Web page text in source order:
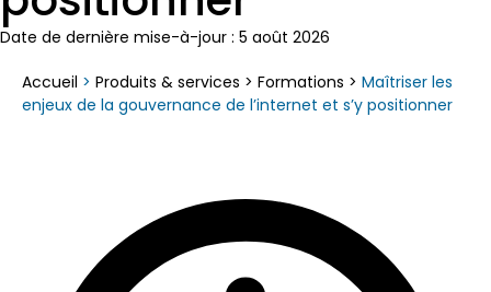
Date de dernière mise-à-jour : 5 août 2026
Accueil > Produits & services > Formations > Maîtriser les
enjeux de la gouvernance de l’internet et s’y positionner